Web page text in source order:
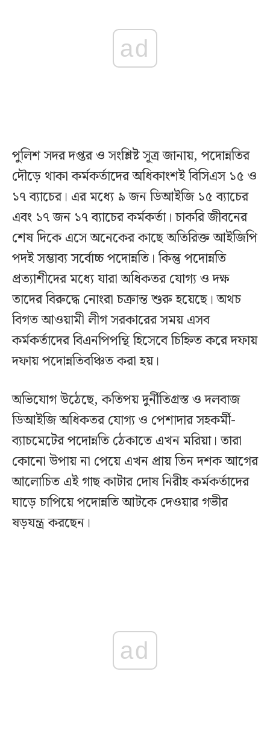
ad
পুলিশ সদর দপ্তর ও সংশ্লিষ্ট সূত্র জানায়, পদোন্নতির
দৌড়ে থাকা কর্মকর্তাদের অধিকাংশই বিসিএস ১৫ ও
১৭ ব্যাচের। এর মধ্যে ৯ জন ডিআইজি ১৫ ব্যাচের
এবং ১৭ জন ১৭ ব্যাচের কর্মকর্তা। চাকরি জীবনের
শেষ দিকে এসে অনেকের কাছে অতিরিক্ত আইজিপি
পদই সম্ভাব্য সর্বোচ্চ পদোন্নতি। কিন্তু পদোন্নতি
প্রত্যাশীদের মধ্যে যারা অধিকতর যোগ্য ও দক্ষ
তাদের বিরুদ্ধে নোংরা চক্রান্ত শুরু হয়েছে। অথচ
বিগত আওয়ামী লীগ সরকারের সময় এসব
কর্মকর্তাদের বিএনপিপন্থি হিসেবে চিহ্নিত করে দফায়
দফায় পদোন্নতিবঞ্চিত করা হয়।
অভিযোগ উঠেছে, কতিপয় দুর্নীতিগ্রস্ত ও দলবাজ
ডিআইজি অধিকতর যোগ্য ও পেশাদার সহকর্মী-
ব্যাচমেটের পদোন্নতি ঠেকাতে এখন মরিয়া। তারা
কোনো উপায় না পেয়ে এখন প্রায় তিন দশক আগের
আলোচিত এই গাছ কাটার দোষ নিরীহ কর্মকর্তাদের
ঘাড়ে চাপিয়ে পদোন্নতি আটকে দেওয়ার গভীর
ষড়যন্ত্র করছেন।
ad